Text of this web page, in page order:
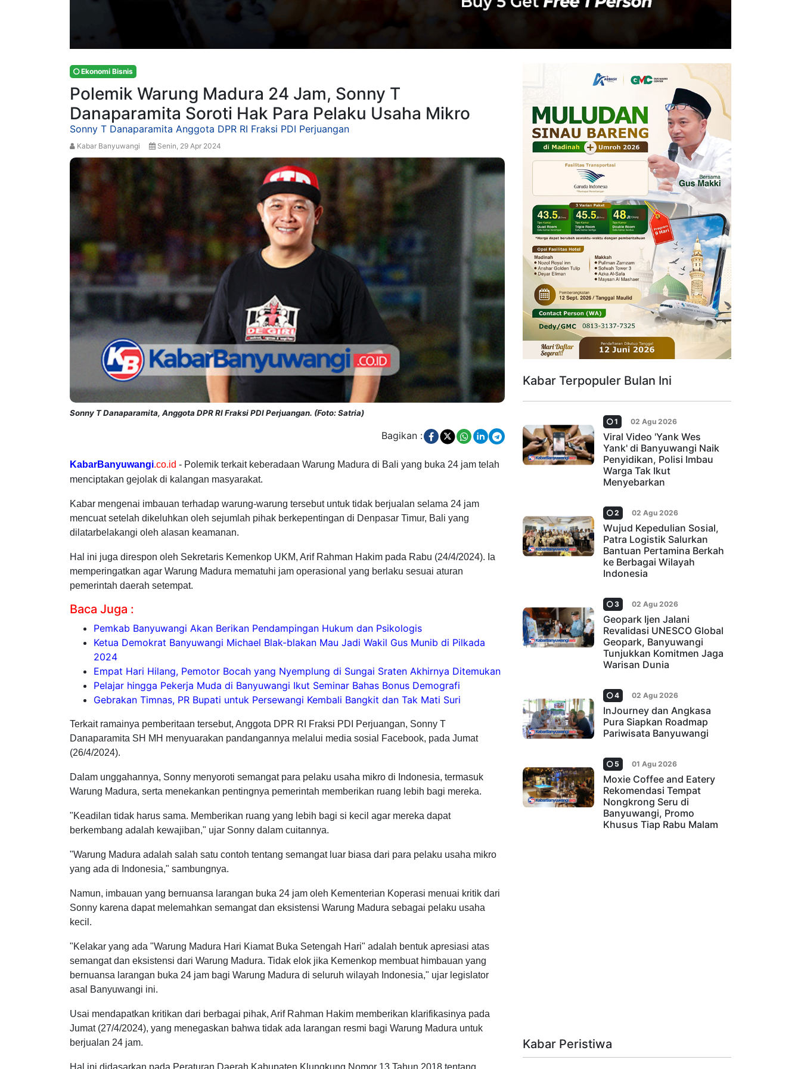
Ekonomi Bisnis
Polemik Warung Madura 24 Jam, Sonny T
Danaparamita Soroti Hak Para Pelaku Usaha Mikro
Sonny T Danaparamita Anggota DPR RI Fraksi PDI Perjuangan
Kabar Banyuwangi Senin, 29 Apr 2024
Sonny T Danaparamita, Anggota DPR RI Fraksi PDI Perjuangan. (Foto: Satria)
Bagikan :
KabarBanyuwangi.co.id - Polemik terkait keberadaan Warung Madura di Bali yang buka 24 jam telah
menciptakan gejolak di kalangan masyarakat.
Kabar mengenai imbauan terhadap warung-warung tersebut untuk tidak berjualan selama 24 jam
mencuat setelah dikeluhkan oleh sejumlah pihak berkepentingan di Denpasar Timur, Bali yang
dilatarbelakangi oleh alasan keamanan.
Hal ini juga direspon oleh Sekretaris Kemenkop UKM, Arif Rahman Hakim pada Rabu (24/4/2024). Ia
memperingatkan agar Warung Madura mematuhi jam operasional yang berlaku sesuai aturan
pemerintah daerah setempat.
Baca Juga :
Pemkab Banyuwangi Akan Berikan Pendampingan Hukum dan Psikologis
Ketua Demokrat Banyuwangi Michael Blak-blakan Mau Jadi Wakil Gus Munib di Pilkada
2024
Empat Hari Hilang, Pemotor Bocah yang Nyemplung di Sungai Sraten Akhirnya Ditemukan
Pelajar hingga Pekerja Muda di Banyuwangi Ikut Seminar Bahas Bonus Demografi
Gebrakan Timnas, PR Bupati untuk Persewangi Kembali Bangkit dan Tak Mati Suri
Terkait ramainya pemberitaan tersebut, Anggota DPR RI Fraksi PDI Perjuangan, Sonny T
Danaparamita SH MH menyuarakan pandangannya melalui media sosial Facebook, pada Jumat
(26/4/2024).
Dalam unggahannya, Sonny menyoroti semangat para pelaku usaha mikro di Indonesia, termasuk
Warung Madura, serta menekankan pentingnya pemerintah memberikan ruang lebih bagi mereka.
"Keadilan tidak harus sama. Memberikan ruang yang lebih bagi si kecil agar mereka dapat
berkembang adalah kewajiban," ujar Sonny dalam cuitannya.
"Warung Madura adalah salah satu contoh tentang semangat luar biasa dari para pelaku usaha mikro
yang ada di Indonesia," sambungnya.
Namun, imbauan yang bernuansa larangan buka 24 jam oleh Kementerian Koperasi menuai kritik dari
Sonny karena dapat melemahkan semangat dan eksistensi Warung Madura sebagai pelaku usaha
kecil.
"Kelakar yang ada "Warung Madura Hari Kiamat Buka Setengah Hari" adalah bentuk apresiasi atas
semangat dan eksistensi dari Warung Madura. Tidak elok jika Kemenkop membuat himbauan yang
bernuansa larangan buka 24 jam bagi Warung Madura di seluruh wilayah Indonesia," ujar legislator
asal Banyuwangi ini.
Usai mendapatkan kritikan dari berbagai pihak, Arif Rahman Hakim memberikan klarifikasinya pada
Jumat (27/4/2024), yang menegaskan bahwa tidak ada larangan resmi bagi Warung Madura untuk
berjualan 24 jam.
Hal ini didasarkan pada Peraturan Daerah Kabupaten Klungkung Nomor 13 Tahun 2018 tentang
Kabar Terpopuler Bulan Ini
1 02 Agu 2026
Viral Video 'Yank Wes
Yank' di Banyuwangi Naik
Penyidikan, Polisi Imbau
Warga Tak Ikut
Menyebarkan
2 02 Agu 2026
Wujud Kepedulian Sosial,
Patra Logistik Salurkan
Bantuan Pertamina Berkah
ke Berbagai Wilayah
Indonesia
3 02 Agu 2026
Geopark Ijen Jalani
Revalidasi UNESCO Global
Geopark, Banyuwangi
Tunjukkan Komitmen Jaga
Warisan Dunia
4 02 Agu 2026
InJourney dan Angkasa
Pura Siapkan Roadmap
Pariwisata Banyuwangi
5 01 Agu 2026
Moxie Coffee and Eatery
Rekomendasi Tempat
Nongkrong Seru di
Banyuwangi, Promo
Khusus Tiap Rabu Malam
Kabar Peristiwa